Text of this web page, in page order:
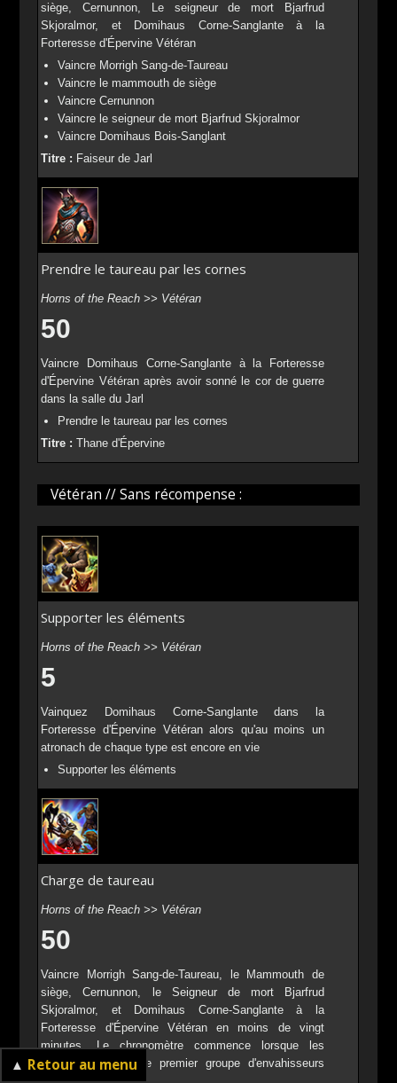
▲ Retour au menu
siège, Cernunnon, Le seigneur de mort Bjarfrud
Skjoralmor, et Domihaus Corne-Sanglante à la
Forteresse d'Épervine Vétéran
Vaincre Morrigh Sang-de-Taureau
Vaincre le mammouth de siège
Vaincre Cernunnon
Vaincre le seigneur de mort Bjarfrud Skjoralmor
Vaincre Domihaus Bois-Sanglant
Titre : Faiseur de Jarl
Prendre le taureau par les cornes
Horns of the Reach >> Vétéran
50
Vaincre Domihaus Corne-Sanglante à la Forteresse
d'Épervine Vétéran après avoir sonné le cor de guerre
dans la salle du Jarl
Prendre le taureau par les cornes
Titre : Thane d'Épervine
Vétéran // Sans récompense :
Supporter les éléments
Horns of the Reach >> Vétéran
5
Vainquez Domihaus Corne-Sanglante dans la
Forteresse d'Épervine Vétéran alors qu'au moins un
atronach de chaque type est encore en vie
Supporter les éléments
Charge de taureau
Horns of the Reach >> Vétéran
50
Vaincre Morrigh Sang-de-Taureau, le Mammouth de
siège, Cernunnon, le Seigneur de mort Bjarfrud
Skjoralmor, et Domihaus Corne-Sanglante à la
Forteresse d'Épervine Vétéran en moins de vingt
minutes. Le chronomètre commence lorsque les
joueurs attaquent le premier groupe d'envahisseurs